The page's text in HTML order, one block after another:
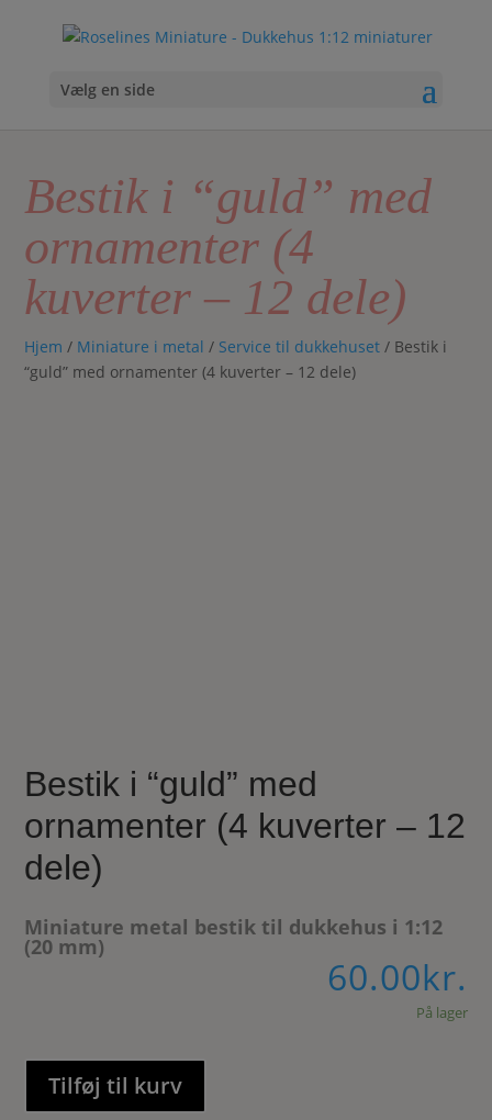
Vælg en side
Bestik i “guld” med
ornamenter (4
kuverter – 12 dele)
Hjem / Miniature i metal / Service til dukkehuset / Bestik i
“guld” med ornamenter (4 kuverter – 12 dele)
Bestik i “guld” med
ornamenter (4 kuverter – 12
dele)
Miniature metal bestik til dukkehus i 1:12
(20 mm)
60.00kr.
På lager
Tilføj til kurv